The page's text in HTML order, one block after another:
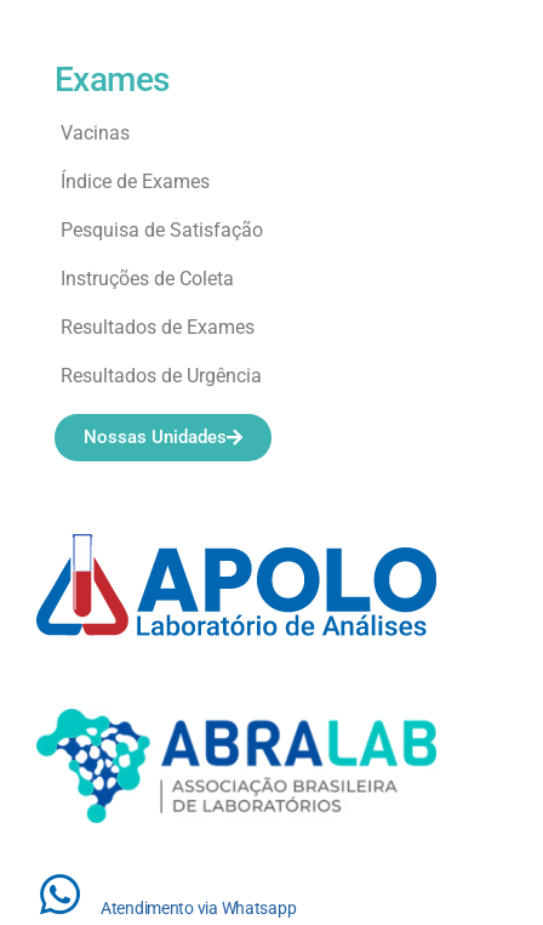
Atendimento via Whatsapp
Exames
Vacinas
Índice de Exames
Pesquisa de Satisfação
Instruções de Coleta
Resultados de Exames
Resultados de Urgência
Nossas Unidades